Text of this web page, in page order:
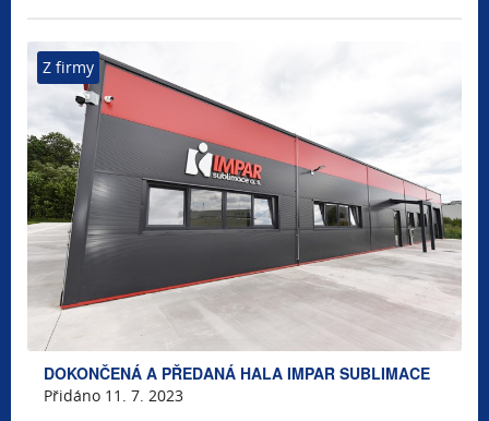
Z firmy
DOKONČENÁ A PŘEDANÁ HALA IMPAR SUBLIMACE
Přidáno 11. 7. 2023